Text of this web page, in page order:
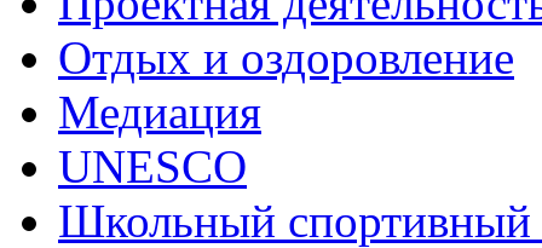
Отдых и оздоровление
Медиация
UNESCO
Школьный спортивный